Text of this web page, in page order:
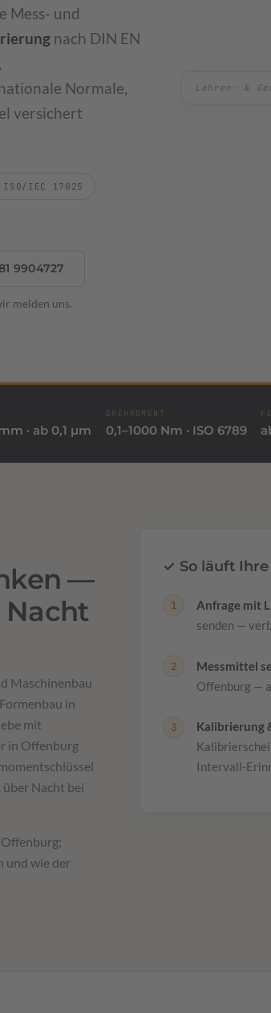
→
Mess- und
nach DIN EN
Normale,
versichert
ISO/IEC 17025
9904727
melden uns.
· ab 0,1 µm
DREHMOMENT
0,1–1000 Nm · ISO 6789
—
Nacht
Maschinenbau
in
mit
in Offenburg
Nacht bei
und wie der
✓ So läuft
Anfrage mit
senden —
Messmittel
Offenburg —
Kalibrierung
Intervall-